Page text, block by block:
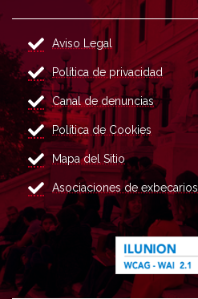
Aviso Legal
Política de privacidad
Canal de denuncias
Política de Cookies
Mapa del Sitio
Asociaciones de exbecarios